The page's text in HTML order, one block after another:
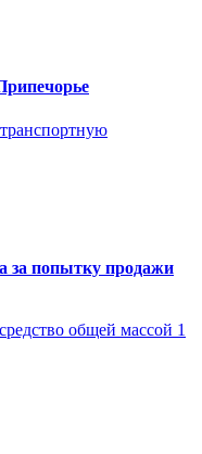
за попытку продажи
общей массой 1